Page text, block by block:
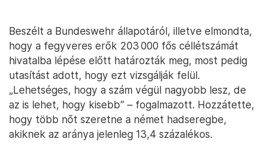
Beszélt a Bundeswehr állapotáról, illetve elmondta,
hogy a fegyveres erők 203 000 fős céllétszámát
hivatalba lépése előtt határozták meg, most pedig
utasítást adott, hogy ezt vizsgálják felül.
„Lehetséges, hogy a szám végül nagyobb lesz, de
az is lehet, hogy kisebb” – fogalmazott. Hozzátette,
hogy több nőt szeretne a német hadseregbe,
akiknek az aránya jelenleg 13,4 százalékos.